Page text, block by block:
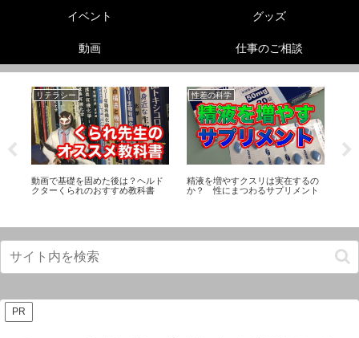
イベント グッズ
動画 仕事のご相談
リテラシー
動画で基礎を固めた後は？ヘルド
クターくられのおすすめ教科書
性差の科学
精液を増やすクスリは実在するの
か？ 性にまつわるサプリメント
PR